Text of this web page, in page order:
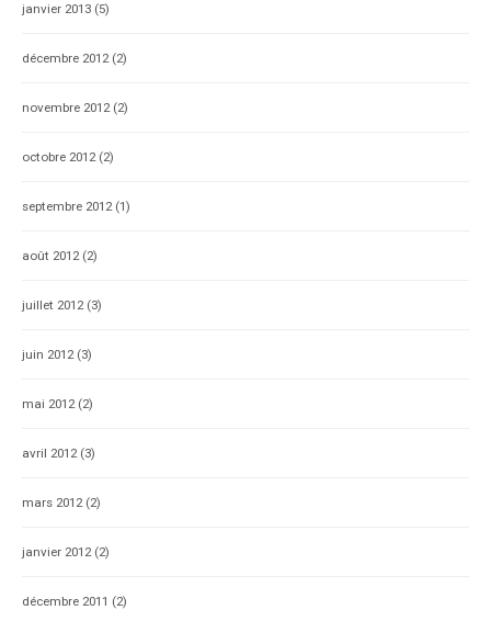
janvier 2013 (5)
décembre 2012(2)
novembre 2012(2)
octobre 2012(2)
septembre 2012(1)
août 2012(2)
juillet 2012(3)
juin 2012(3)
mai 2012(2)
avril 2012(3)
mars 2012(2)
janvier 2012(2)
décembre 2011 (2)